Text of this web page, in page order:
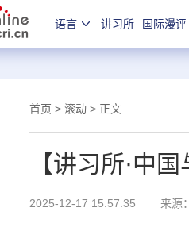
语言 讲习所 国际漫评
首页 > 滚动 > 正文
【讲习所·中
2025-12-17 15:57:35 来源